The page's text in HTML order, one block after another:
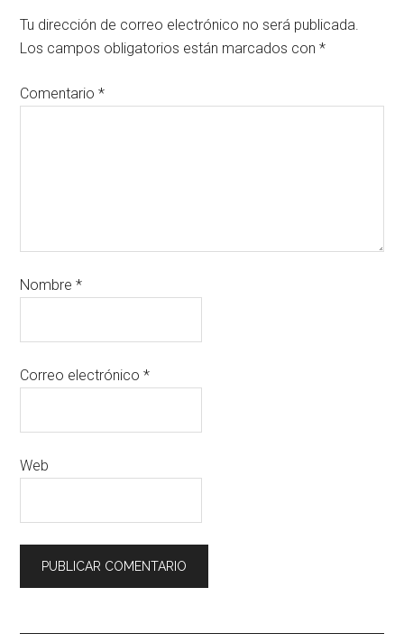
Tu dirección de correo electrónico no será publicada.
Los campos obligatorios están marcados con*
Comentario*
Nombre*
Correo electrónico*
Web